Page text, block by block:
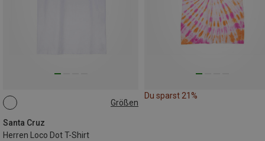
Größen
Santa Cruz
Herren Loco Dot T-Shirt
S
Du sparst 21%